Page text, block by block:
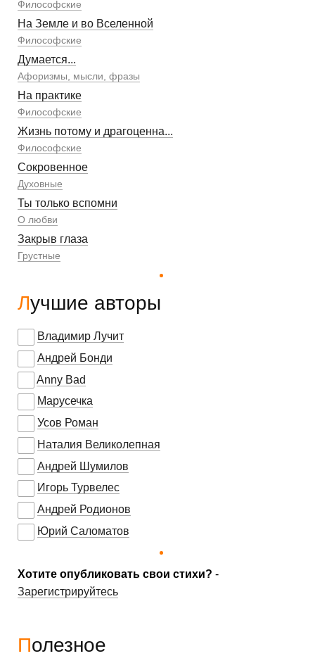
Философские
На Земле и во Вселенной
Философские
Думается...
Афоризмы, мысли, фразы
На практике
Философские
Жизнь потому и драгоценна...
Философские
Сокровенное
Духовные
Ты только вспомни
О любви
Закрыв глаза
Грустные
Лучшие авторы
Владимир Лучит
Андрей Бонди
Anny Bad
Марусечка
Усов Роман
Наталия Великолепная
Андрей Шумилов
Игорь Турвелес
Андрей Родионов
Юрий Саломатов
Хотите опубликовать свои стихи? -
Зарегистрируйтесь
Полезное